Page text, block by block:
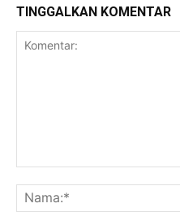
TINGGALKAN KOMENTAR